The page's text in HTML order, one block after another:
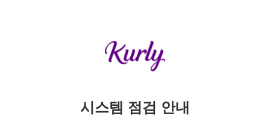
시스템 점검 안내